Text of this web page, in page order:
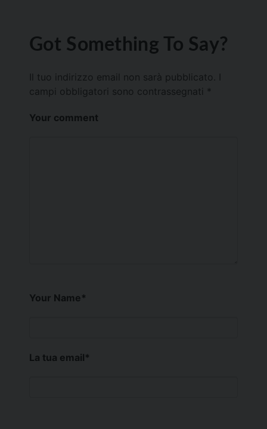
Got Something To Say?
Il tuo indirizzo email non sarà pubblicato.
campi obbligatori sono contrassegnati *
Your comment
Your Name*
La tua email*